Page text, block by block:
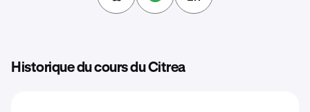
Historique du cours du Citrea